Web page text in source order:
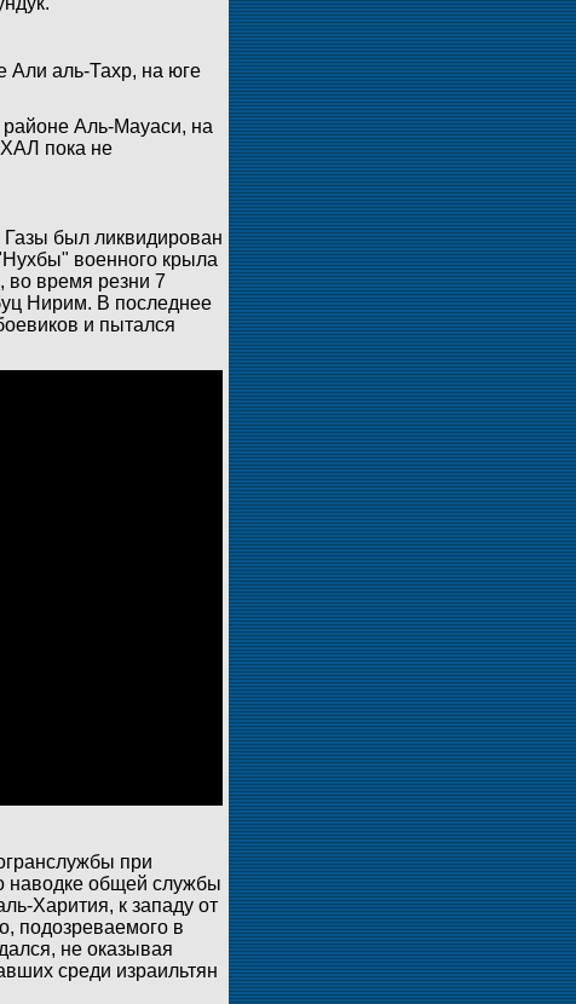
Али аль-Тахр, на юге
районе Аль-Мауаси, на
пока не
был ликвидирован
военного крыла
время резни 7
Нирим. В последнее
и пытался
при
наводке общей службы
Харития, к западу от
подозреваемого в
не оказывая
среди израильтян